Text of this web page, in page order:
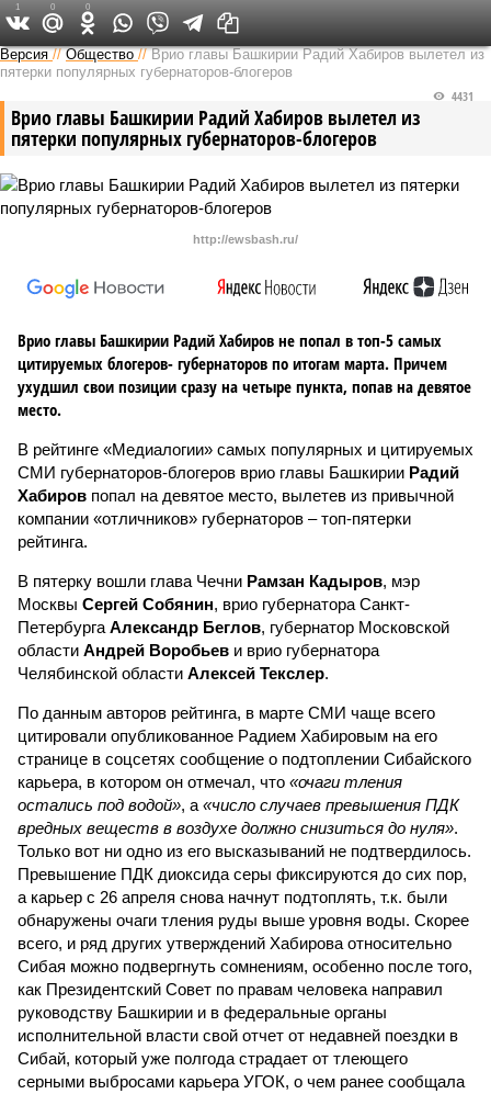
Версия в Башкирии
Версия //Общество //Врио главы Башкирии Радий Хабиров вылетел из
пятерки популярных губернаторов-блогеров
Врио главы Башкирии Радий Хабиров вылетел из
пятерки популярных губернаторов-блогеров
4431
http://ewsbash.ru/
Врио главы Башкирии Радий Хабиров не попал в топ-5 самых
цитируемых блогеров- губернаторов по итогам марта. Причем
ухудшил свои позиции сразу на четыре пункта, попав на девятое
место.
В рейтинге «Медиалогии» самых популярных и цитируемых
СМИ губернаторов-блогеров врио главы Башкирии Радий
Хабиров попал на девятое место, вылетев из привычной
компании «отличников» губернаторов – топ-пятерки
рейтинга.
В пятерку вошли глава Чечни Рамзан Кадыров, мэр
Москвы Сергей Собянин, врио губернатора Санкт-
Петербурга Александр Беглов, губернатор Московской
области Андрей Воробьев и врио губернатора
Челябинской области Алексей Текслер.
По данным авторов рейтинга, в марте СМИ чаще всего
цитировали опубликованное Радием Хабировым на его
странице в соцсетях сообщение о подтоплении Сибайского
карьера, в котором он отмечал, что «очаги тления
остались под водой», а «число случаев превышения ПДК
вредных веществ в воздухе должно снизиться до нуля».
Только вот ни одно из его высказываний не подтвердилось.
Превышение ПДК диоксида серы фиксируются до сих пор,
а карьер с 26 апреля снова начнут подтоплять, т.к. были
обнаружены очаги тления руды выше уровня воды. Скорее
всего, и ряд других утверждений Хабирова относительно
Сибая можно подвергнуть сомнениям, особенно после того,
как Президентский Совет по правам человека направил
руководству Башкирии и в федеральные органы
исполнительной власти свой отчет от недавней поездки в
Сибай, который уже полгода страдает от тлеющего
серными выбросами карьера УГОК, о чем ранее сообщала
1 0 0